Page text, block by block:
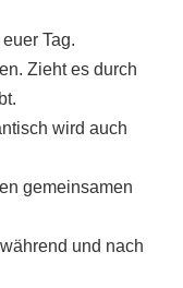
Tag.
Zieht es durch
wird auch
gemeinsamen
und nach